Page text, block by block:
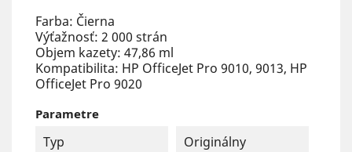
Farba: Čierna
Výťažnosť: 2 000 strán
Objem kazety: 47,86 ml
Kompatibilita: HP OfficeJet Pro 9010, 9013, HP
OfficeJet Pro 9020
Parametre
Typ Originálny